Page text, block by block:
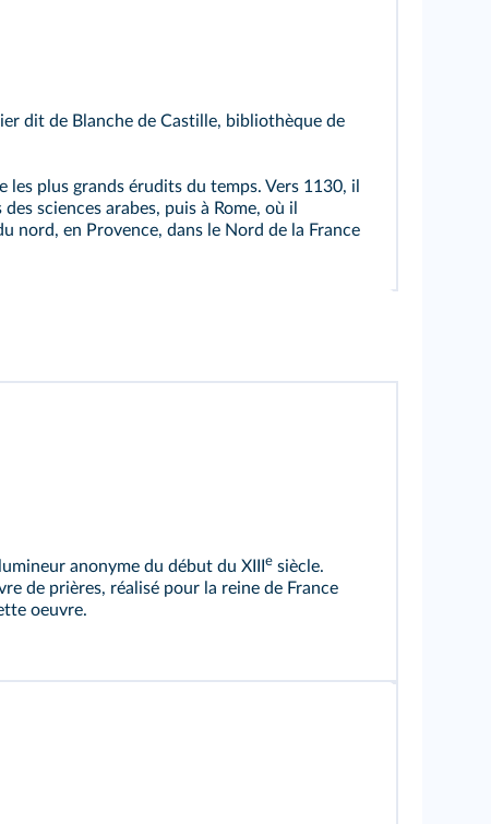
dit de Blanche de Castille, bibliothèque de
plus grands érudits du temps. Vers 1130, il
sciences arabes, puis à Rome, où il
nord, en Provence, dans le Nord de la France
anonyme du début du XIII esiècle.
de prières, réalisé pour la reine de France
oeuvre.